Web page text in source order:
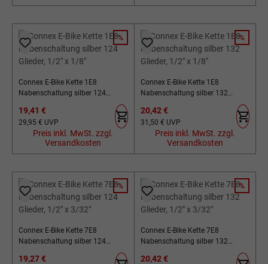
RABATT
%
Connex E-Bike Kette 1E8
Nabenschaltung silber 124
Verkaufspreis:
19,41 €
Regulärer Preis:
29,95 € UVP
Preis inkl. MwSt. zzgl.
Versandkosten
RABATT
%
Connex E-Bike Kette 1E8
Nabenschaltung silber 132
Verkaufspreis:
20,42 €
Regulärer Preis:
31,50 € UVP
Preis inkl. MwSt. zzgl.
Versandkosten
RABATT
%
Connex E-Bike Kette 7E8
Nabenschaltung silber 124
Verkaufspreis:
19,27 €
RABATT
%
Connex E-Bike Kette 7E8
Nabenschaltung silber 132
Verkaufspreis:
20,42 €